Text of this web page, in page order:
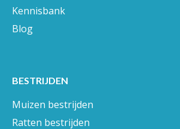
Kennisbank
Blog
BESTRIJDEN
Muizen bestrijden
Ratten bestrijden